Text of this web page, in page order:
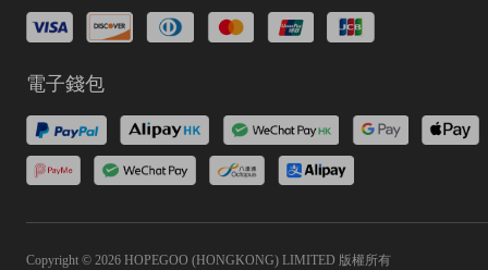
電子錢包
Copyright © 2026 HOPEGOO (HONGKONG) LIMITED 版權所有